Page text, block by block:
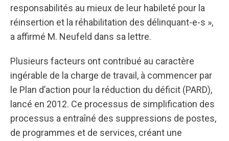
responsabilités au mieux de leur habileté pour la
réinsertion et la réhabilitation des délinquant-e-s »,
a affirmé M. Neufeld dans sa lettre.
Plusieurs facteurs ont contribué au caractère
ingérable de la charge de travail, à commencer par
le Plan d’action pour la réduction du déficit (PARD),
lancé en 2012. Ce processus de simplification des
processus a entraîné des suppressions de postes,
de programmes et de services, créant une